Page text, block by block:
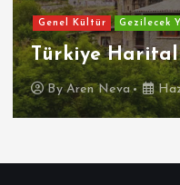
Genel Kültür Gezilecek
Türkiye
ByAren Neva